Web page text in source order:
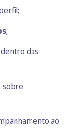
;
dentro das
sobre
ao